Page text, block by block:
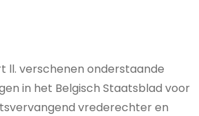
ll. verschenen onderstaande
in het Belgisch Staatsblad voor
vrederechter en